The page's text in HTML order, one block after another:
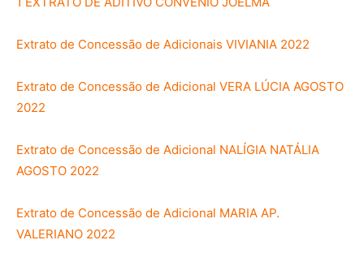
Extrato de Concessão de Adicionais VIVIANIA 2022
Extrato de Concessão de Adicional VERA LÚCIA AGOSTO
2022
Extrato de Concessão de Adicional NALÍGIA NATÁLIA
AGOSTO 2022
Extrato de Concessão de Adicional MARIA AP.
VALERIANO 2022